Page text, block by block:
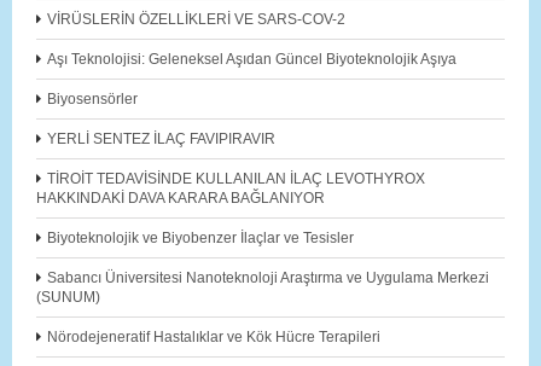
VİRÜSLERİN ÖZELLİKLERİ VE SARS-COV-2
Aşı Teknolojisi: Geleneksel Aşıdan Güncel Biyoteknolojik Aşıya
Biyosensörler
YERLİ SENTEZ İLAÇ FAVIPIRAVIR
TİROİT TEDAVİSİNDE KULLANILAN İLAÇ LEVOTHYROX
HAKKINDAKİ DAVA KARARA BAĞLANIYOR
Biyoteknolojik ve Biyobenzer İlaçlar ve Tesisler
Sabancı Üniversitesi Nanoteknoloji Araştırma ve Uygulama Merkezi
(SUNUM)
Nörodejeneratif Hastalıklar ve Kök Hücre Terapileri